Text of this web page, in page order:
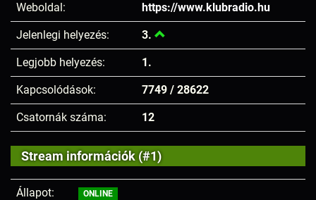
Weboldal: https://www.klubradio.hu
Jelenlegi helyezés: 3.
Legjobb helyezés: 1.
Kapcsolódások: 7749 / 28622
Csatornák száma: 12
Stream információk (#1)
Állapot: ONLINE